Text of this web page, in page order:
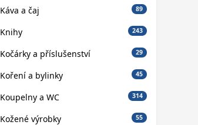
Káva a čaj 89
Knihy 243
Kočárky a příslušenství 29
Koření a bylinky 45
Koupelny a WC 314
Kožené výrobky 55